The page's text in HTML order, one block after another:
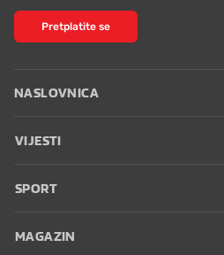
Pretplatite se
NASLOVNICA
VIJESTI
SPORT
MAGAZIN